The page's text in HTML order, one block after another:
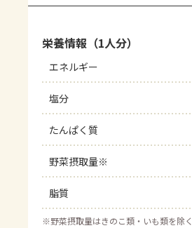
栄養情報（1人分）
エネルギー
塩分
たんぱく質
野菜摂取量※
脂質
※野菜摂取量はきのこ類・いも類を除く